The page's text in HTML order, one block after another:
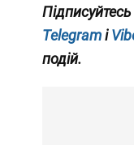
Telegramі
подій.